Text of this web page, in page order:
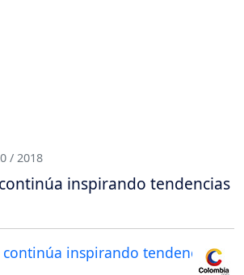
/ 2018
inspirando tendencias